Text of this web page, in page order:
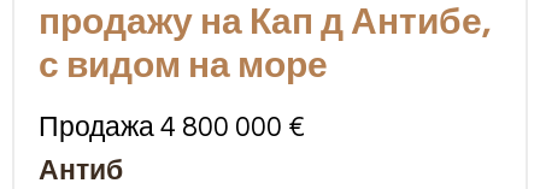
продажу на Кап д Антибе,
с видом на море
Продажа 4 800 000 €
Антиб